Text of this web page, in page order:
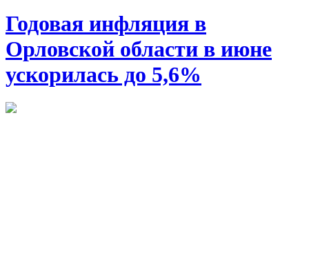
Годовая инфляция в
Орловской области в июне
ускорилась до 5,6%